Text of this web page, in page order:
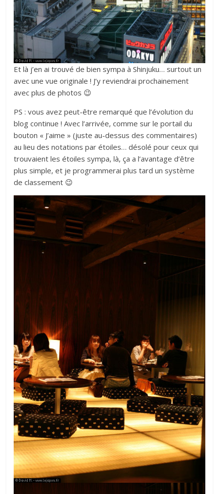
Et là j’en ai trouvé de bien sympa à Shinjuku… surtout un
avec une vue originale ! J’y reviendrai prochainement
avec plus de photos 😉
PS : vous avez peut-être remarqué que l’évolution du
blog continue ! Avec l’arrivée, comme sur le portail du
bouton « J’aime » (juste au-dessus des commentaires)
au lieu des notations par étoiles… désolé pour ceux qui
trouvaient les étoiles sympa, là, ça a l’avantage d’être
plus simple, et je programmerai plus tard un système
de classement 😉